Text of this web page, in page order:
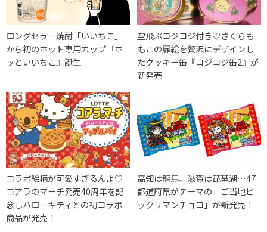
ロングセラー焼酎「いいちこ」
から初のホット専用カップ『ホ
ッといいちこ』誕生
空飛ぶコジコジ付き♡さくらも
もこの扉絵を贅沢にデザインし
たクッキー缶『コジコジ缶2』が
新発売
コラボ絵柄が可愛すぎるんよ♡
コアラのマーチ発売40周年を記
念しハローキティとの初コラボ
商品が発売！
高知は龍馬、滋賀は琵琶湖…47
都道府県がテーマの「ご当地ビ
ックリマンチョコ」が新発売！